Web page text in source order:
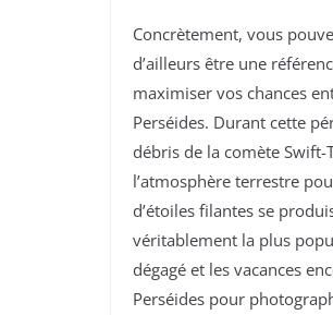
Concrètement, vous
d’ailleurs être une
maximiser vos chances
Perséides. Durant cette
débris de la comète
l’atmosphère terrestre
d’étoiles filantes se
véritablement la plus
dégagé et les vacances
Perséides pour